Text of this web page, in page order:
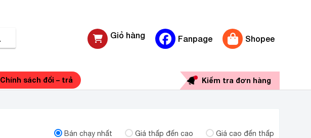
Giỏ hàng Fanpage Shopee
Chính sách đổi – trả Kiểm tra đơn hàng
Bán chạy nhất Giá thấp đến cao Giá cao đến thấp